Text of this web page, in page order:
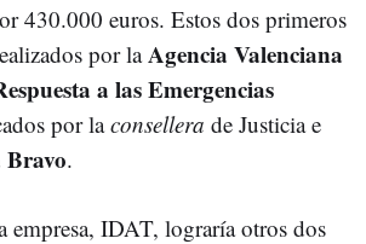
430.000 euros. Estos dos primeros
por laAgencia Valenciana
a las Emergencias
por laconsellera de Justicia e
.
empresa, IDAT, lograría otros dos